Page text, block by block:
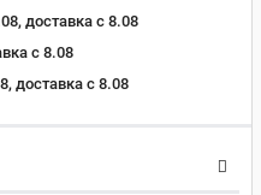
доставка c 8.08
c 8.08
доставка c 8.08